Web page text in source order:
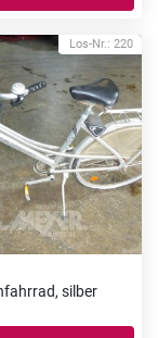
Los-Nr.: 220
silber